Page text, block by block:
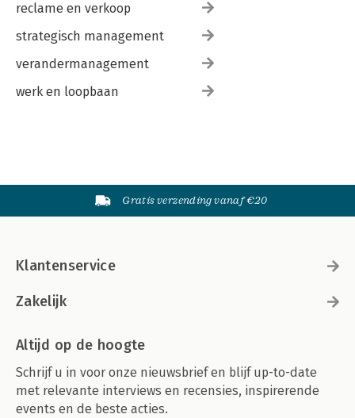
reclame en verkoop
strategisch management
verandermanagement
werk en loopbaan
Gratis verzending vanaf €20
Klantenservice
Zakelijk
Altijd op de hoogte
Schrijf u in voor onze nieuwsbrief en blijf up-to-date
met relevante interviews en recensies, inspirerende
events en de beste acties.